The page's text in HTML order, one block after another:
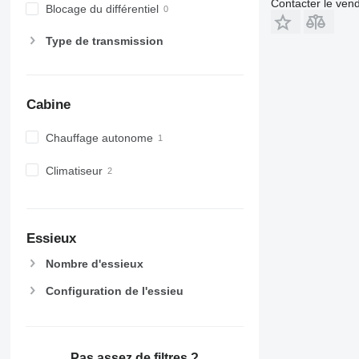
Blocage du différentiel
Type de transmission
Cabine
Chauffage autonome
Climatiseur
Essieux
Nombre d'essieux
Configuration de l'essieu
Contacter le